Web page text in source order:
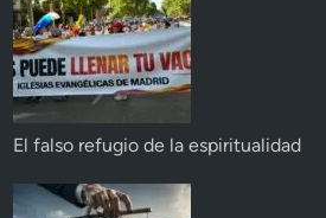
El falso refugio de la espiritualidad